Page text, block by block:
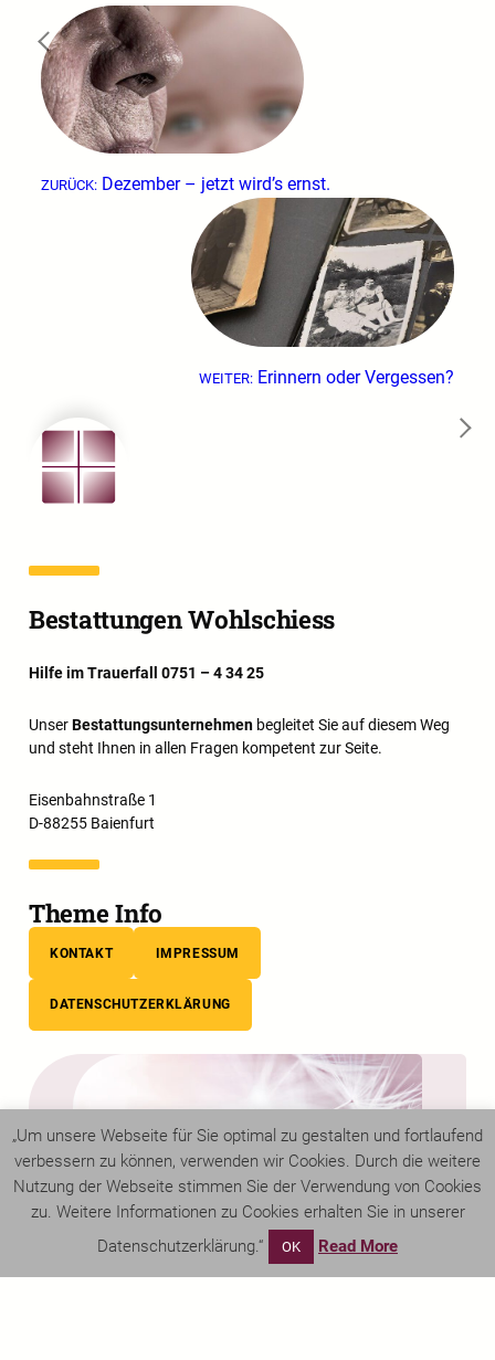
←
ZURÜCK: Dezember – jetzt wird’s ernst.
WEITER: Erinnern oder Vergessen?
→
Bestattungen Wohlschiess
Hilfe im Trauerfall 0751 – 4 34 25
UnserBestattungsunternehmenbegleitet Sie auf diesem Weg
und steht Ihnen in allen Fragen kompetent zur Seite.
Eisenbahnstraße 1
D-88255 Baienfurt
Theme Info
KONTAKT IMPRESSUM
DATENSCHUTZERKLÄRUNG
„Um unsere Webseite für Sie optimal zu gestalten und fortlaufend
verbessern zu können, verwenden wir Cookies. Durch die weitere
Nutzung der Webseite stimmen Sie der Verwendung von Cookies
zu. Weitere Informationen zu Cookies erhalten Sie in unserer
Datenschutzerklärung.“
OK Read More